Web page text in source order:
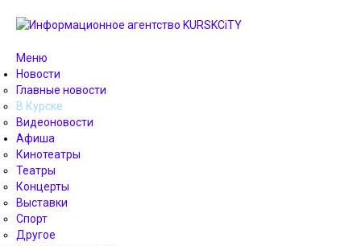
Меню
Новости
Главные новости
В Курске
Видеоновости
Афиша
Кинотеатры
Театры
Концерты
Выставки
Спорт
Другое